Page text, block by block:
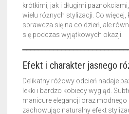
krótkimi, jak i długimi
wielu różnych stylizacji. Co
sprawdza się na co dzień, ale
się podczas wyjątkowych okazji.
Efekt i charakter jasnego
Delikatny różowy odcień nadaje
lekki i bardzo kobiecy wygląd.
manicure elegancji oraz modnego
zachowując naturalny efekt